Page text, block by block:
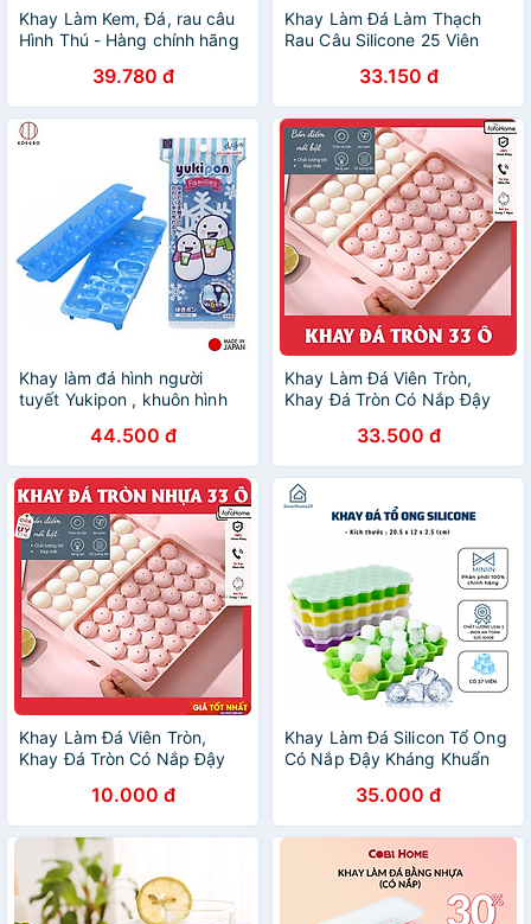
Khay Làm Kem, Đá, rau câu
Hình Thú - Hàng chính hãng
39.780 đ
Khay Làm Đá Làm Thạch
Rau Câu Silicone 25 Viên
Siêu Cute Đồ Dùng Nhà Bếp
- Hàng Chính Hãng MINIIN
33.150 đ
Khay làm đá hình người
tuyết Yukipon , khuôn hình
hợp cho nhiều mục đích sử
dụng - nội địa Nhật Bản
44.500 đ
Khay Làm Đá Viên Tròn,
Khay Đá Tròn Có Nắp Đậy
Làm Thạch 33 Ô
33.500 đ
Khay Làm Đá Viên Tròn,
Khay Đá Tròn Có Nắp Đậy
Làm Thạch 33 Ô
10.000 đ
Khay Làm Đá Silicon Tổ Ong
Có Nắp Đậy Kháng Khuẩn
Làm Đá , Làm Thạch Cao
Cấp - HÀNG CHÍNH HÃNG
MINIIN
35.000 đ